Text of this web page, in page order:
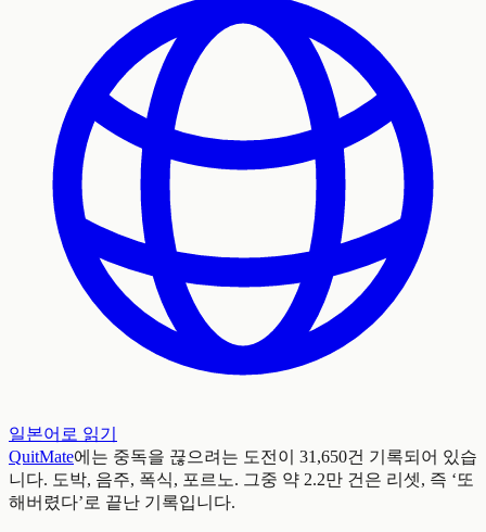
일본어로 읽기
QuitMate에는 중독을 끊으려는 도전이 31,650건 기록되어 있습
니다. 도박, 음주, 폭식, 포르노. 그중 약 2.2만 건은 리셋, 즉 ‘또
해버렸다’로 끝난 기록입니다.